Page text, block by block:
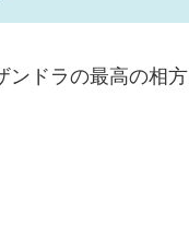
ドラの最高の相